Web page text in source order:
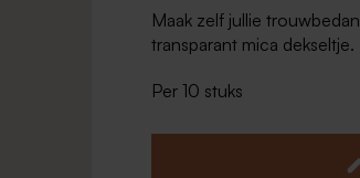
Maak zelf jullie
transparant mica
wordt elk detail zichtbaar.
past bij jullie
Per 10 stuks